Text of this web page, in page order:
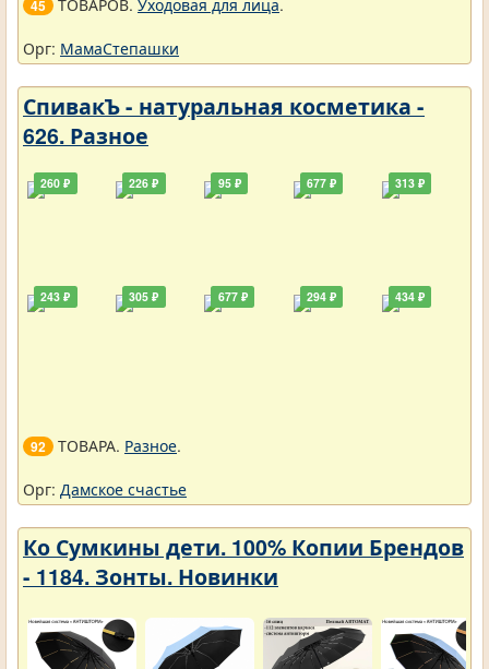
45
Орг: МамаСтепашки
СпивакЪ - натуральная косметика -
626. Разное
260 ₽
243 ₽
226 ₽
305 ₽
95 ₽
677 ₽
677 ₽
294 ₽
313 ₽
434 ₽
92 ТОВАРА. Разное.
Орг: Дамское счастье
Ко Сумкины дети. 100% Копии Брендов
- 1184. Зонты. Новинки